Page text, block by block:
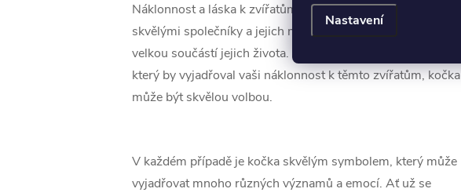
Nastavení
Náklonnost a láska k zvířatům - Pro mnoho lidí jsou kočky
skvělými společníky a jejich milování a péče o ně může být
velkou součástí jejich života. Pokud tedy hledáte symbol,
který by vyjadřoval vaši náklonnost k těmto zvířatům, kočka
může být skvělou volbou.
V každém případě je kočka skvělým symbolem, který může
vyjadřovat mnoho různých významů a emocí. Ať už se